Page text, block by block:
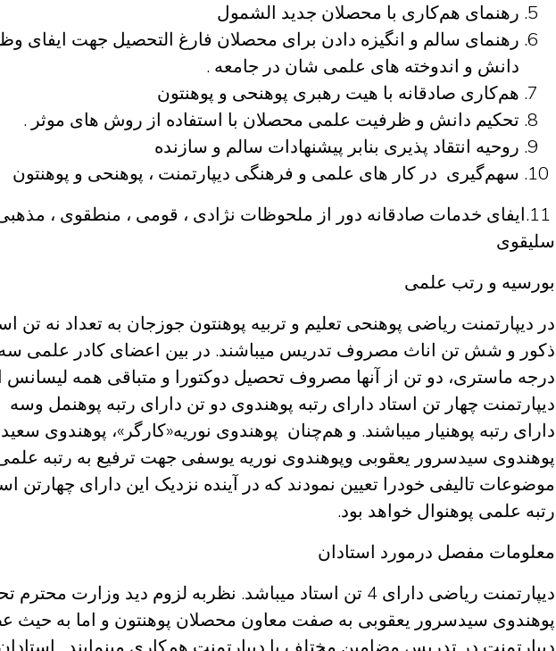
رهنمای هم‌کاری با محصلان جدید الشمول
رهنمای سالم و انگیزه دادن برای محصلان فارغ التحصیل جهت ایفای
دانش و اندوخته های علمی شان در جامعه .
هم‌کاری صادقانه با هیت رهبری پوهنحی و پوهنتون
تحکیم دانش و ظرفیت علمی محصلان با استفاده از روش های موثر .
روحیه انتقاد پذیری بنابر پیشنهادات سالم و سازنده
سهم‌گیری در کار های علمی و فرهنگی دیپارتمنت ، پوهنحی و پوهنتون
.11ایفای خدمات صادقانه دور از ملحوظات نژادی ، قومی ، منطقوی ،
سلیقوی
بورسیه و رتب علمی
در دیپارتمنت ریاضی پوهنحی تعلیم و تربیه پوهنتون جوزجان به تعداد نه تن
ذکور و شش تن اناث مصروف تدریس میباشند. در بین اعضای کادر علمی سه
درجه ماستری، دو تن از آنها مصروف تحصیل دوکتورا و متباقی همه لیسانس
دیپارتمنت چهار تن استاد دارای رتبه پوهندوی دو تن دارای رتبه پوهنمل وسه
دارای رتبه پوهنیار میباشند. و هم‌چنان پوهندوی نوریه«کارگر»، پوهندوی
پوهندوی سیدسرور یعقوبی وپوهندوی نوریه یوسفی جهت ترفیع به رتبه
موضوعات تالیفی خودرا تعیین نمودند که در آینده نزدیک این دارای چهارتن
رتبه علمی پوهنوال خواهد بود.
معلومات مفصل درمورد استادان
دیپارتمنت ریاضی دارای 4 تن استاد می­باشد.
نظربه لزوم دید وزارت محترم
پوهندوی سیدسرور یعقوبی به صفت معاون محصلان پوهنتون و اما به حیث
دیپارتمنت در تدریس مضامین مختلف با دیپارتمنت هم‌کاری مینمایند.